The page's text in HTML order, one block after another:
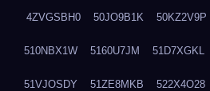
4ZVGSBH0 50JO9B1K 50KZ2V9P
510NBX1W 5160U7JM 51D7XGKL
51VJOSDY 51ZE8MKB 522X4O28